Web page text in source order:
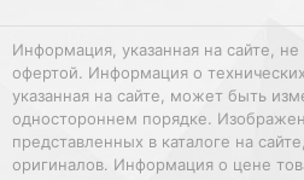
Информация, указанная на сайте, не
офертой. Информация о
указанная на сайте, может быть
одностороннем порядке.
представленных в каталоге на
оригиналов. Информация о цене